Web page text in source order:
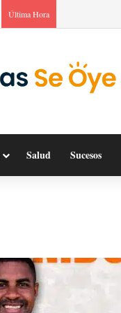
Última Hora
Salud Sucesos